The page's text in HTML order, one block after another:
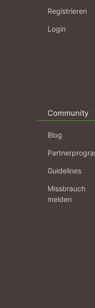
Registrieren
Login
Community
Blog
Guidelines
Missbrauch
melden